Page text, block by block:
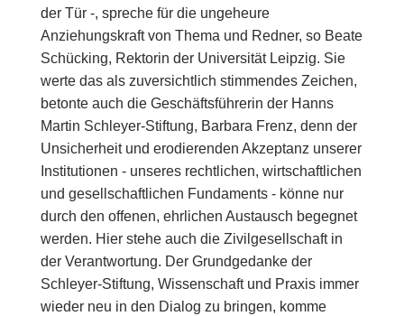
der Tür -, spreche für die ungeheure
Anziehungskraft von Thema und Redner, so Beate
Schücking, Rektorin der Universität Leipzig. Sie
werte das als zuversichtlich stimmendes Zeichen,
betonte auch die Geschäftsführerin der Hanns
Martin Schleyer-Stiftung, Barbara Frenz, denn der
Unsicherheit und erodierenden Akzeptanz unserer
Institutionen - unseres rechtlichen, wirtschaftlichen
und gesellschaftlichen Fundaments - könne nur
durch den offenen, ehrlichen Austausch begegnet
werden. Hier stehe auch die Zivilgesellschaft in
der Verantwortung. Der Grundgedanke der
Schleyer-Stiftung, Wissenschaft und Praxis immer
wieder neu in den Dialog zu bringen, komme